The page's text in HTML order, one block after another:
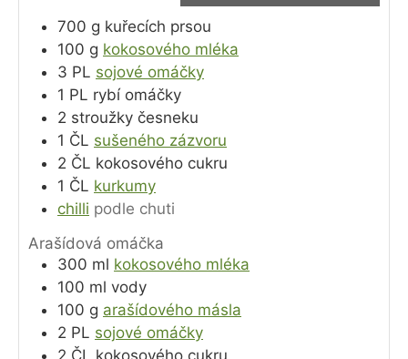
700 g kuřecích prsou
100 g kokosového mléka
3 PL sojové omáčky
1 PL rybí omáčky
2 stroužky česneku
1 ČL sušeného zázvoru
2 ČL kokosového cukru
1 ČL kurkumy
chilli podle chuti
Arašídová omáčka
300 ml kokosového mléka
100 ml vody
100 g arašídového másla
2 PL sojové omáčky
2 ČL kokosového cukru